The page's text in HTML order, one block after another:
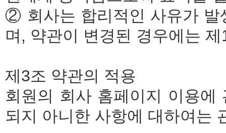
② 회사는 합리적인 사유가 발
며, 약관이 변경된 경우에는
제3조 약관의 적용
회원의 회사 홈페이지 이용
되지 아니한 사항에 대하여는